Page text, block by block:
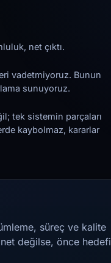
net çıktı.
vadetmiyoruz. Bunun
sunuyoruz.
tek sistemin parçaları
kaybolmaz, kararlar
süreç ve kalite
değilse, önce hedefi